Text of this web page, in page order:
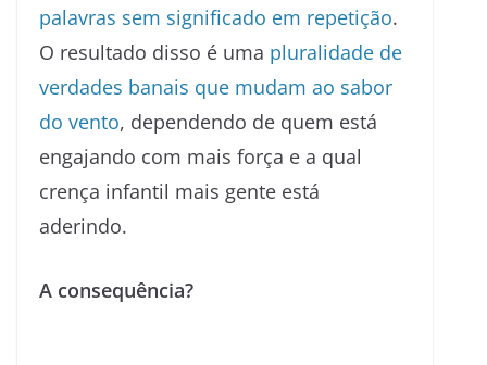
palavras sem significado em repetição.
O resultado disso é uma pluralidade de
verdades banais que mudam ao sabor
do vento, dependendo de quem está
engajando com mais força e a qual
crença infantil mais gente está
aderindo.
A consequência?